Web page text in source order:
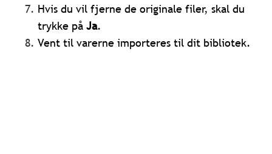
Hvis du vil fjerne de originale filer, skal du
trykke påJa.
Vent til varerne importeres til dit bibliotek.